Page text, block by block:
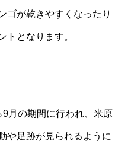
ゴが乾きやすくなったり
トとなります。
月の期間に行われ、米原
や足跡が見られるように